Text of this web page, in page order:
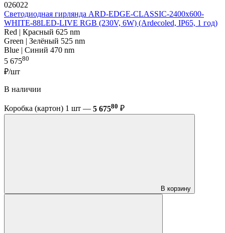
026022
Светодиодная гирлянда ARD-EDGE-CLASSIC-2400x600-
WHITE-88LED-LIVE RGB (230V, 6W) (Ardecoled, IP65, 1 год)
Red | Красный 625 nm
Green | Зелёный 525 nm
Blue | Синий 470 nm
5 67580
₽/шт
В наличии
Коробка (картон) 1 шт — 5 67580 ₽
В корзину